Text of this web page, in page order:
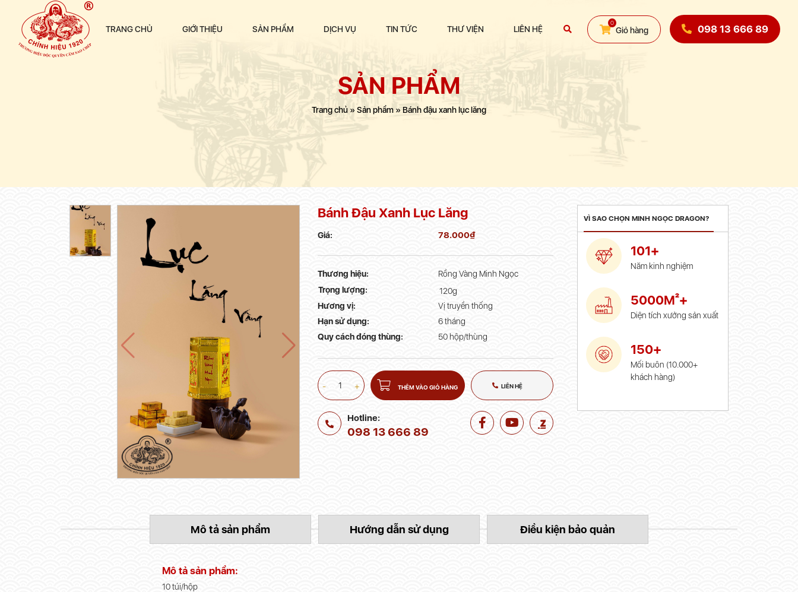
TRANG CHỦ GIỚI THIỆU SẢN PHẨM DỊCH VỤ TIN TỨC THƯ VIỆN LIÊN HỆ
0
Giỏ hàng 098 13 666 89
SẢN PHẨM
Trang chủ » Sản phẩm » Bánh đậu xanh lục lăng
Bánh Đậu Xanh Lục Lăng
Giá: 78.000₫
Thương hiệu:
Rồng Vàng Minh Ngọc
Trọng lượng:
120g
Hương vị:
Vị truyền thống
Hạn sử dụng:
6 tháng
Quy cách đóng thùng:
50 hộp/thùng
- + THÊM VÀO GIỎ HÀNG LIÊN HỆ
Hotline:
098 13 666 89
VÌ SAO CHỌN MINH NGỌC DRAGON?
101+
Năm kinh nghiệm
5000M²+
Diện tích xưởng sản xuất
150+
Mối buôn (10.000+
khách hàng)
Mô tả sản phẩm Hướng dẫn sử dụng Điều kiện bảo quản
Mô tả sản phẩm:
10 túi/hộp